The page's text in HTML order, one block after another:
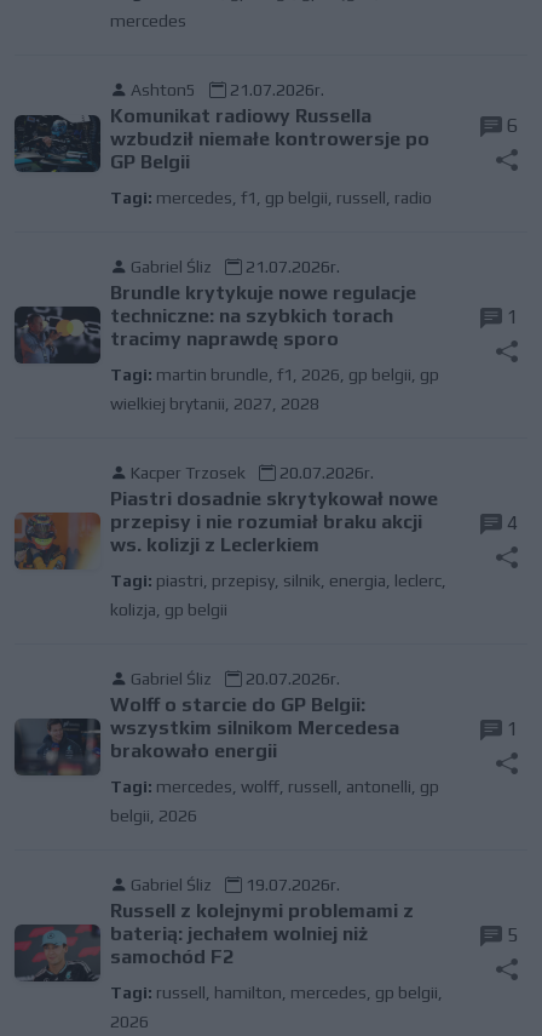
mercedes
Ashton5 21.07.2026r.
Komunikat radiowy Russella
wzbudził niemałe kontrowersje po
GP Belgii
Tagi: mercedes f1 gp belgii russell radio
6
Gabriel Śliz 21.07.2026r.
Brundle krytykuje nowe regulacje
techniczne: na szybkich torach
tracimy naprawdę sporo
Tagi: martin brundle f1 2026 gp belgii gp
wielkiej brytanii 2027 2028
1
Kacper Trzosek 20.07.2026r.
Piastri dosadnie skrytykował nowe
przepisy i nie rozumiał braku akcji
ws. kolizji z Leclerkiem
Tagi: piastri przepisy, silnik energia leclerc,
kolizja gp belgii
4
Gabriel Śliz 20.07.2026r.
Wolff o starcie do GP Belgii:
wszystkim silnikom Mercedesa
brakowało energii
Tagi: mercedes wolff, russell antonelli gp
belgii 2026
1
Gabriel Śliz 19.07.2026r.
Russell z kolejnymi problemami z
baterią: jechałem wolniej niż
samochód F2
Tagi: russell hamilton mercedes gp belgii
2026
5